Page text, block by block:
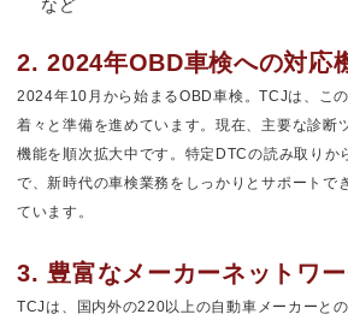
など
2. 2024年OBD車検への対応
2024年10月から始まるOBD車検。TCJは、こ
着々と準備を進めています。現在、主要な診断
機能を順次拡大中です。特定DTCの読み取りか
で、新時代の車検業務をしっかりとサポートで
ています。
3. 豊富なメーカーネットワー
TCJは、国内外の220以上の自動車メーカーと